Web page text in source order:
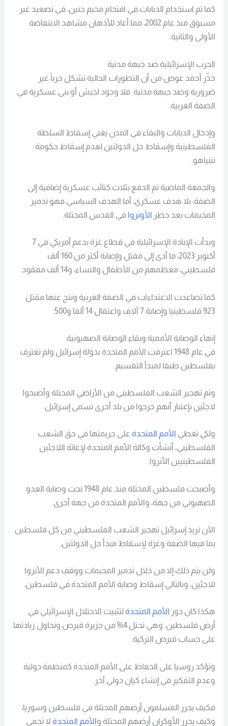
كما تم استخدام الدبابات في اقتحام مخيم جنين، في تصعيد غير
مسبوق منذ عام 2002، مما أعاد للأذهان مشاهد الانتفاضة
الأولى والثانية.
الحرب الإسرائيلية ضد جبهة مدنية
حذّر أحمد عوض من أن التطورات الحالية تشكل حرباً غير
ضرورية وضد جبهة مدنية. فلا وجود لجيش أو بنى عسكرية في
الضفة الغربية.
وإدخال الدبابات والبقاء في المدن يعني إسقاط السلطة
الفلسطينية وإسقاط حل الدولتين لعدم إسقاط حكومة
نتنياهو.
والجمعة الماضية تم الدفع بثلاث كتائب عسكرية إضافية إلى
الضفة، بلا هدف عسكري، أما الهدف السياسي فهو تدمير
المخيمات بعد حظر الأونروا في القدس المحتلة.
وبدأت الإبادة الإسرائيلية في قطاع غزة بدعم أمريكي في 7
أكتوبر 2023، ما أدى إلى مقتل وإصابة أكثر من 160 ألف
فلسطيني، معظمهم من الأطفال والنساء، و14 ألف مفقود.
كما تصاعدت الاعتداءات في الضفة الغربية ونتج عنها مقتل
923 فلسطينيا وإصابة 7 آلاف واعتقال 14 ألفا و500.
إنهاء الوصاية الأممية وبقاء الوصاية الصهيونية
في عام 1948 اعترفت الأمم المتحدة بدولة إسرائيل ولم تعترف
بفلسطين طبقا لمبدأ التقسيم.
وتم تهجير الشعب الفلسطيني من الأراضي المحتلة وأصبحوا
لاجئين بإعتبار أنهم خرجوا من بلد أخرى تسمى إسرائيل.
ولكي تغطي الأمم المتحدة على جريمتها في حق الشعب
الفلسطيني، أنشأت وكالة الأمم المتحدة لإغاثة اللاجئين
الفلسطينيين الأنروا.
وأصبحت فلسطين المحتلة منذ عام 1948 تحت وصاية العدو
الصهيوني من جهة، والأمم المتحدة من جهة أخرى.
الآن تريد إسرائيل تهجير الشعب الفلسطيني من كل فلسطين
بما فيها الضفة وغزة لإسقاط مبدأ حل الدولتين,
ولن يتم ذلك إلا من خلال تدمير المخيمات ووقف دعم الأنروا
للاجئين، وبالتالي إسقاط وصاية الأمم المتحدة في فلسطين.
هكذا كان دور الأمم المتحدةلتثبيت الاحتلال الإسرائيلي في
أرض فلسطين. وهي تحتل 4% من جزيرة قبرص وتحاول زيادتها
على حساب قبرص التركية.
وتؤكد روسيا على الحفاظ على الأمم المتحدة كمنظمة دولية
وعدم التفكير في إنشاء كيان دولي آخر.
فكيف يحرر المسلمون أرضهم المحتلة في فلسطين وسوريا،
وكيف يحرر الأوكران أرضهم المحتلة والأمم المتحدةلا تحمي